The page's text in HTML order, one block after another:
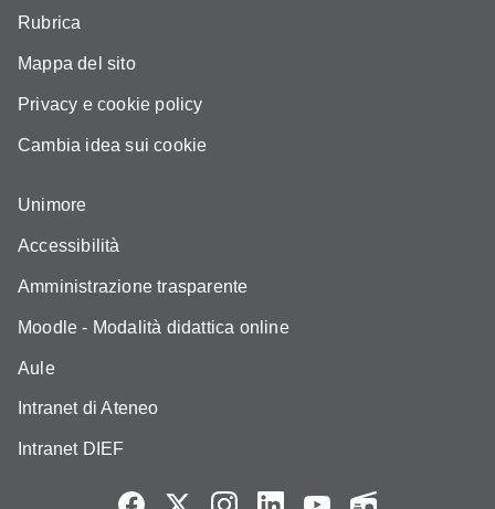
Rubrica
Mappa del sito
Privacy e cookie policy
Cambia idea sui cookie
Unimore
Accessibilità
Amministrazione trasparente
Moodle - Modalità didattica online
Aule
Intranet di Ateneo
Intranet DIEF